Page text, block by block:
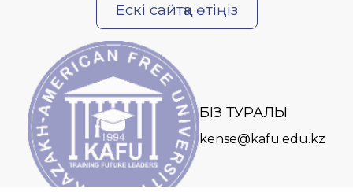
Ескі сайтқа өтіңіз
БІЗ ТУРАЛЫ
kense@kafu.edu.kz